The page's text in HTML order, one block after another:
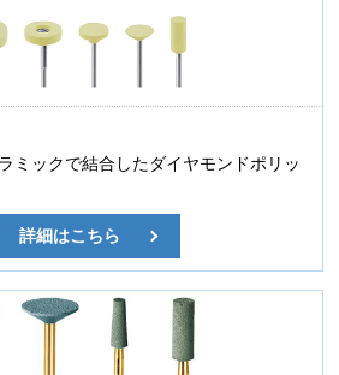
ミックで結合したダイヤモンドポリッ
詳細はこちら